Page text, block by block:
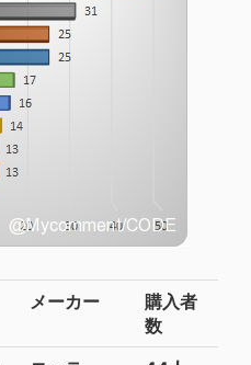
メーカー
購入者
数